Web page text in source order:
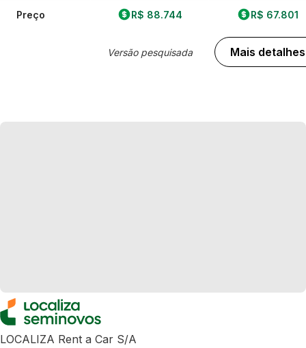
Preço R$ 88.744
Versão pesquisada
R$ 67.801
Mais detalhes
LOCALIZA Rent a Car S/A